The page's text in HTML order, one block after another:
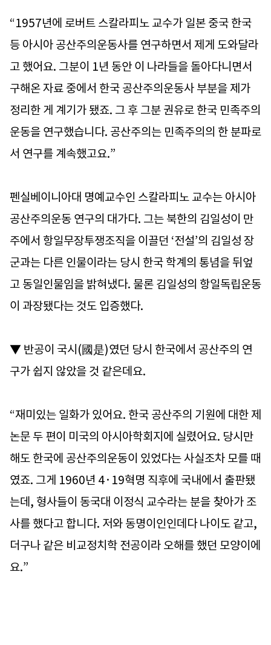
“1957년에 로버트 스칼라피노 교수가 일본 중국 한국
등 아시아 공산주의운동사를 연구하면서 제게 도와달라
고 했어요. 그분이 1년 동안 이 나라들을 돌아다니면서
구해온 자료 중에서 한국 공산주의운동사 부분을 제가
정리한 게 계기가 됐죠. 그 후 그분 권유로 한국 민족주의
운동을 연구했습니다. 공산주의는 민족주의의 한 분파로
서 연구를 계속했고요.”
펜실베이니아대 명예교수인 스칼라피노 교수는 아시아
공산주의운동 연구의 대가다. 그는 북한의 김일성이 만
주에서 항일무장투쟁조직을 이끌던 ‘전설’의 김일성 장
군과는 다른 인물이라는 당시 한국 학계의 통념을 뒤엎
고 동일인물임을 밝혀냈다. 물론 김일성의 항일독립운동
이 과장됐다는 것도 입증했다.
▼ 반공이 국시(國是)였던 당시 한국에서 공산주의 연
구가 쉽지 않았을 것 같은데요.
“재미있는 일화가 있어요. 한국 공산주의 기원에 대한 제
논문 두 편이 미국의 아시아학회지에 실렸어요. 당시만
해도 한국에 공산주의운동이 있었다는 사실조차 모를 때
였죠. 그게 1960년 4·19혁명 직후에 국내에서 출판됐
는데, 형사들이 동국대 이정식 교수라는 분을 찾아가 조
사를 했다고 합니다. 저와 동명이인인데다 나이도 같고,
더구나 같은 비교정치학 전공이라 오해를 했던 모양이에
요.”